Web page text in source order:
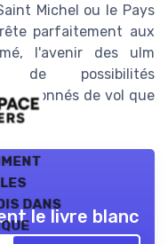
Michel ou le Pays
parfaitement aux
l'avenir des ulm
de possibilités
de vol que
dans
le livre blanc